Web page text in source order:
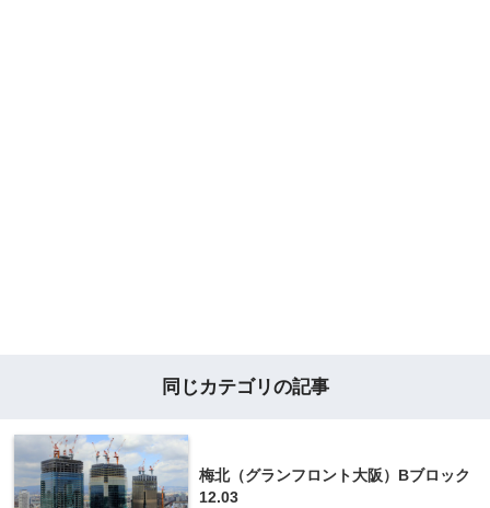
同じカテゴリの記事
梅北（グランフロント大阪）Bブロック
12.03